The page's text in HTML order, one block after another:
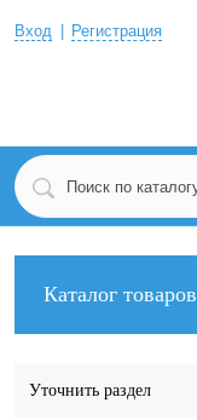
Вход Регистрация
Каталог товаров
Уточнить раздел